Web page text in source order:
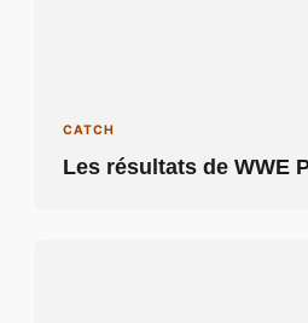
CATCH
Les résultats de WWE